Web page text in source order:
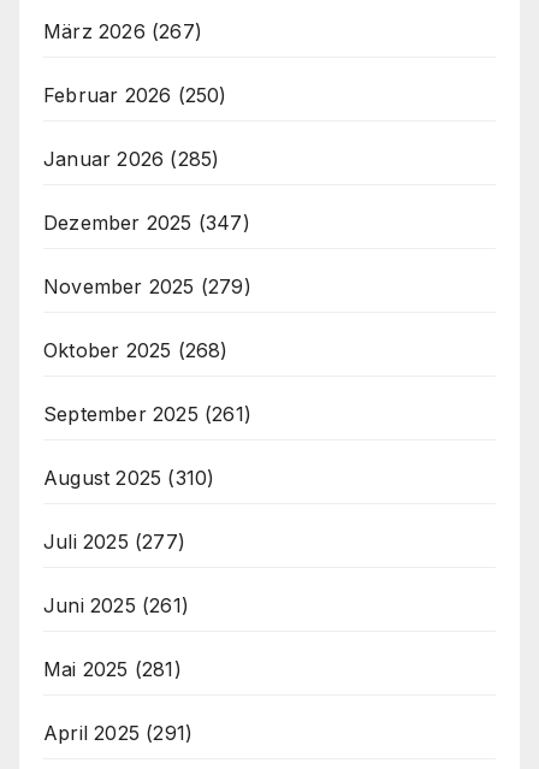
März 2026 (267)
Februar 2026 (250)
Januar 2026 (285)
Dezember 2025 (347)
November 2025 (279)
Oktober 2025 (268)
September 2025 (261)
August 2025 (310)
Juli 2025 (277)
Juni 2025 (261)
Mai 2025 (281)
April 2025 (291)